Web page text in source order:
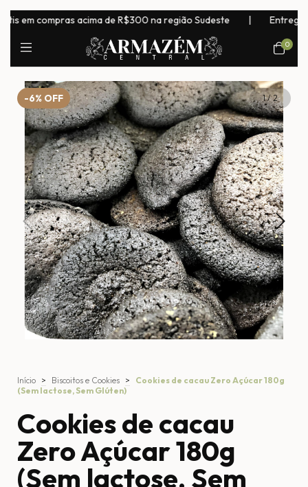
compras acima de R$300 na região Sudeste | Entrega
0
-6% OFF 1/2
Início > Biscoitos e Cookies >
Cookies de cacau Zero Açúcar 180g
(Sem lactose, Sem Glúten)
Cookies de cacau
Zero Açúcar 180g
(Sem lactose, Sem